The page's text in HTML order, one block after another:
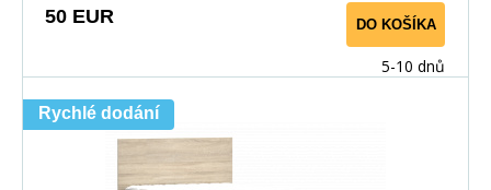
50 EUR DO KOŠÍKA
5-10 dnů
Rychlé dodání